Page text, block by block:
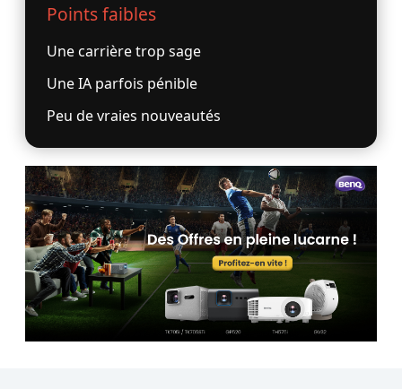
Points faibles
Une carrière trop sage
Une IA parfois pénible
Peu de vraies nouveautés